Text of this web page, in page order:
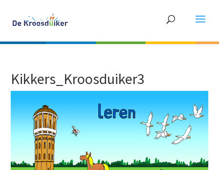
Kikkers_Kroosduiker3